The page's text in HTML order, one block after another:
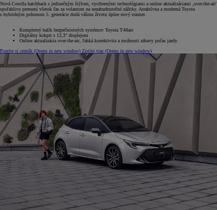
Nová Corolla hatchback s jedinečným štýlom, vycibrenými technológiami a online aktualizáciami ‚over-the-air'
spoľahlivo premení všetok čas za volantom na nezabudnuteľné zážitky. Atraktívna a moderná Toyota
s hybridným pohonom 5. generácie dodá vášmu životu úplne nový rozmer.
Kompletný balík bezpečnostných systémov Toyota T-Mate
Digitálny kokpit s 12,3" displejom
Online aktualizácia over-the-air, ľahká konektivita a možnosti zábavy počas jazdy
Pozrite si cenník (Opens in new window) Zistite viac (Opens in new window)